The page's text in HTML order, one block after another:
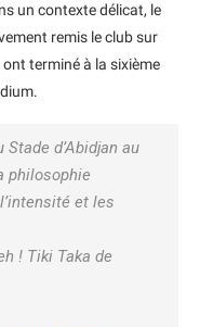
un contexte délicat, le
remis le club sur
terminé à la sixième
d’Abidjan au
philosophie
et les
! Tiki Taka de